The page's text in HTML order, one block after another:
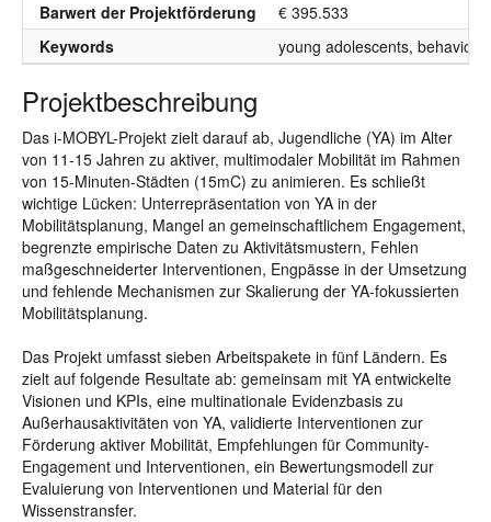
Barwert der Projektförderung
€ 395.533
Keywords
young adolescents,
Projektbeschreibung
Das i-MOBYL-Projekt zielt darauf ab, Jugendliche (YA) im Alter
von 11-15 Jahren zu aktiver, multimodaler Mobilität im Rahmen
von 15-Minuten-Städten (15mC) zu animieren. Es schließt
wichtige Lücken: Unterrepräsentation von YA in der
Mobilitätsplanung, Mangel an gemeinschaftlichem Engagement,
begrenzte empirische Daten zu Aktivitätsmustern, Fehlen
maßgeschneiderter Interventionen, Engpässe in der Umsetzung
und fehlende Mechanismen zur Skalierung der YA-fokussierten
Mobilitätsplanung.
Das Projekt umfasst sieben Arbeitspakete in fünf Ländern. Es
zielt auf folgende Resultate ab: gemeinsam mit YA entwickelte
Visionen und KPIs, eine multinationale Evidenzbasis zu
Außerhausaktivitäten von YA, validierte Interventionen zur
Förderung aktiver Mobilität, Empfehlungen für Community-
Engagement und Interventionen, ein Bewertungsmodell zur
Evaluierung von Interventionen und Material für den
Wissenstransfer.